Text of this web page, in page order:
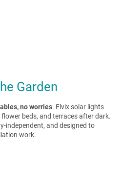
Garden
no worries. Elvix solar lights
beds, and terraces after dark.
independent, and designed to
work.